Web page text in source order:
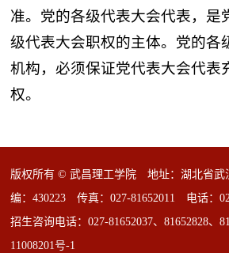
准。党的各级代表大会代表，是
级代表大会职权的主体。党的各
机构，必须保证党代表大会代表
权。
版权所有 © 武昌理工学院 地址：湖北省
编：430223 传真：027-81652011 电话：
招生咨询电话：027-81652037、81652828
11008201号-1